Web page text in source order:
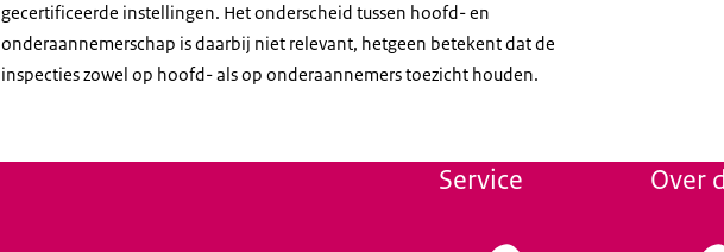
gecertificeerde instellingen. Het onderscheid tussen hoofd- en
onderaannemerschap is daarbij niet relevant, hetgeen betekent dat de
inspecties zowel op hoofd- als op onderaannemers toezicht houden.
Service Over